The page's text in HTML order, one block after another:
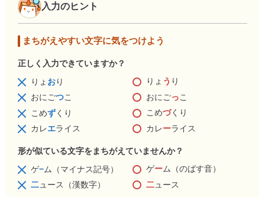
入力のヒント
まちがえやすい文字に気をつけよう
正しく入力できていますか？
りょ おり りょ う り
おにごつこ おにごっこ
こめずくり こめづくり
カレエライス カレーライス
形が似ている文字をまちがえていませんか？
ゲ−ム（マイナス記号） ゲーム（のばす音）
二ュース（漢数字） 二ュース